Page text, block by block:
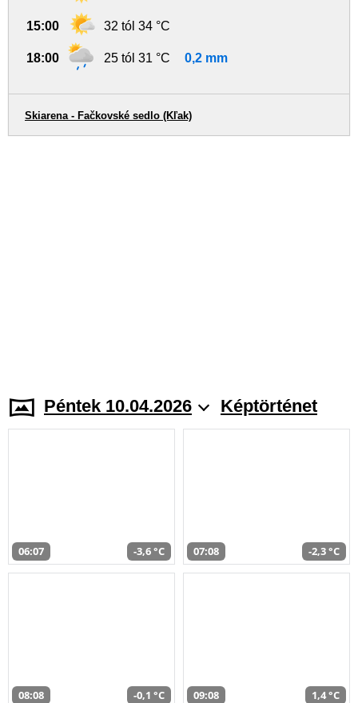
15:00 32 tól 34 °C
18:00 25 tól 31 °C 0,2 mm
Skiarena - Fačkovské sedlo (Kľak)
Péntek 10.04.2026 Képtörténet
06:07 -3,6 °C 07:08 -2,3 °C
08:08 -0,1 °C 09:08 1,4 °C